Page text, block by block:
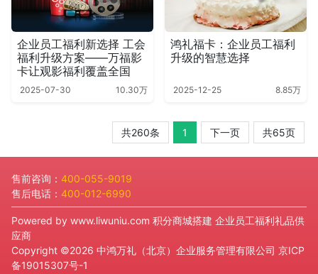
企业员工福利新选择 工会
福利升级方案——万福影
卡让观影福利覆盖全国
2025-07-30 10.30万
鸿礼福卡：企业员工福利
升级的智慧选择
2025-12-25 8.85万
共260条 1 下一页 共65页
售前咨询： 400-055-9019
售后电话： 400-012-6990
Powered by www.liwuniu.com 积分商城搭建 企业员工福利礼品供
应商
Copyright ©2026 中鸿万礼（北京）企业服务管理有限公司 京ICP
备19015307号-1